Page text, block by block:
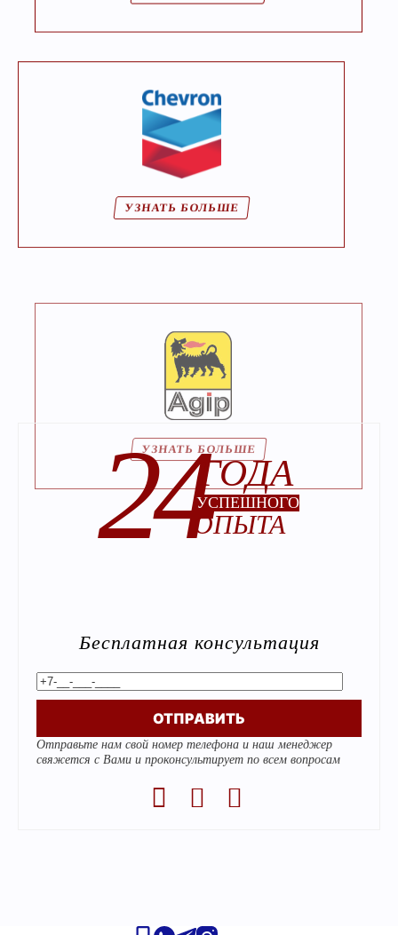
УЗНАТЬ БОЛЬШЕ
УЗНАТЬ БОЛЬШЕ
24ГОДА
УСПЕШНОГО
ОПЫТА
Бесплатная консультация
Отправьте нам свой номер телефона и наш менеджер
свяжется с Вами и проконсультирует по всем вопросам
Alternative: